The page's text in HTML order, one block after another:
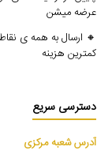
عرضه میشن
🔸 ارسال به همه ی نقاط
کمترین هزینه
دسترسی سریع
آدرس شعبه مرکزی